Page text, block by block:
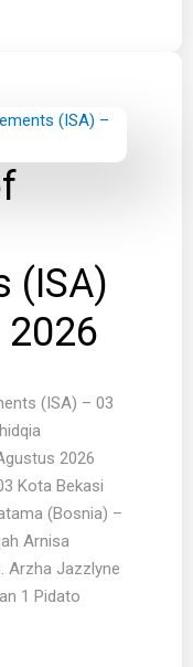
(ISA)
(ISA) – 03
2026
Kota Bekasi
(Bosnia) –
Arnisa
Arzha Jazzlyne
1 Pidato